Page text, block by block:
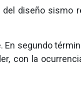
del diseño sismo
segundo
con la